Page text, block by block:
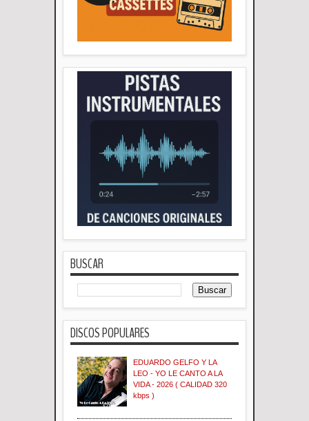
BUSCAR
DISCOS POPULARES
EDUARDO GELFO Y LA
LEO - YO LE CANTO A LA
VIDA - 2026 ( CALIDAD 320
kbps )